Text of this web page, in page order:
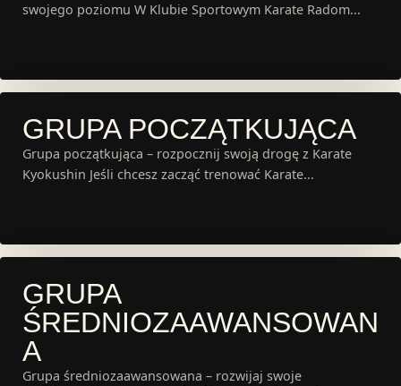
swojego poziomu W Klubie Sportowym Karate Radom...
GRUPA POCZĄTKUJĄCA
Grupa początkująca – rozpocznij swoją drogę z Karate
Kyokushin Jeśli chcesz zacząć trenować Karate...
GRUPA
ŚREDNIOZAAWANSOWAN
A
Grupa średniozaawansowana – rozwijaj swoje